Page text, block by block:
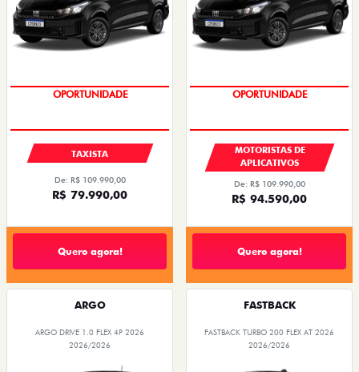
OPORTUNIDADE
TAXISTA
De: R$ 109.990,00
R$ 79.990,00
Quero agora!
OPORTUNIDADE
MOTORISTAS DE
APLICATIVOS
De: R$ 109.990,00
R$ 94.590,00
Quero agora!
ARGO
ARGO DRIVE 1.0 FLEX 4P 2026
2026/2026
FASTBACK
FASTBACK TURBO 200 FLEX AT 2026
2026/2026